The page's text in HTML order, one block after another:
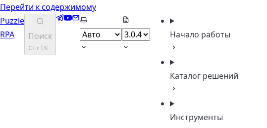
Перейти к содержимому
Puzzle
RPA
Поиск
CtrlK
Telegram
YouTube
EmailВыберите тему
Начало работы
Каталог решений
Инструменты